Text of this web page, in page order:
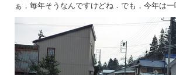
ぁ，毎年そうなんですけどね．でも，今年は一